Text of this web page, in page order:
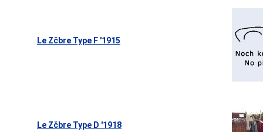
Le Zčbre Type F '1915
Le Zčbre Type D '1918